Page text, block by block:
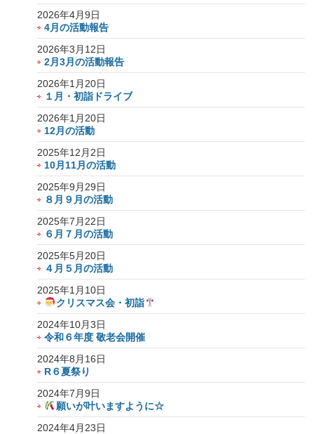
2026年4月9日
4月の活動報告
2026年3月12日
2月3月の活動報告
2026年1月20日
１月・初詣ドライブ
2026年1月20日
12月の活動
2025年12月2日
10月11月の活動
2025年9月29日
８月９月の活動
2025年7月22日
６月７月の活動
2025年5月20日
４月５月の活動
2025年1月10日
クリスマス会・初詣
2024年10月3日
令和６年度 敬老会開催
2024年8月16日
R６夏祭り
2024年7月9日
願いが叶いますように☆
2024年4月23日